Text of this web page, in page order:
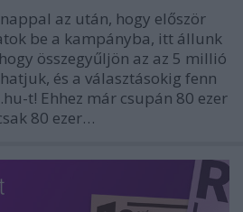
az után, hogy először
be a kampányba, itt állunk
összegyűljön az az 5 millió
és a választásokig fenn
t! Ehhez már csupán 80 ezer
80 ezer…